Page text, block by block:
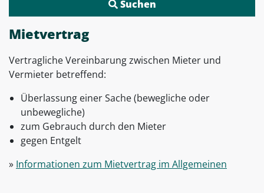
Mietvertrag
Vertragliche Vereinbarung zwischen Mieter und
Vermieter betreffend:
Überlassung einer Sache (bewegliche oder
unbewegliche)
zum Gebrauch durch den Mieter
gegen Entgelt
» Informationen zum Mietvertrag im Allgemeinen